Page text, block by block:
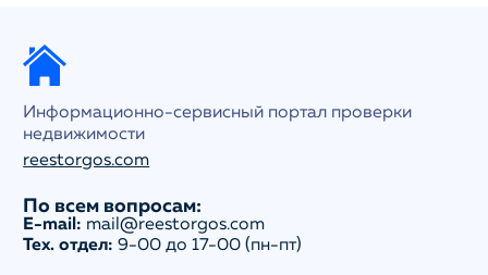
Информационно-сервисный портал проверки
недвижимости
reestorgos.com
По всем вопросам:
E-mail: mail@reestorgos.com
Тех. отдел: 9-00 до 17-00 (пн-пт)